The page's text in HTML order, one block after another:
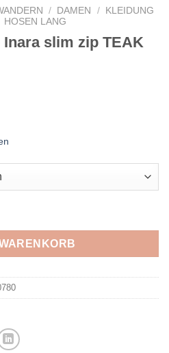
/ DAMEN /
KLEIDUNG
HOSEN LANG
Inara slim zip TEAK
TEAK Menge